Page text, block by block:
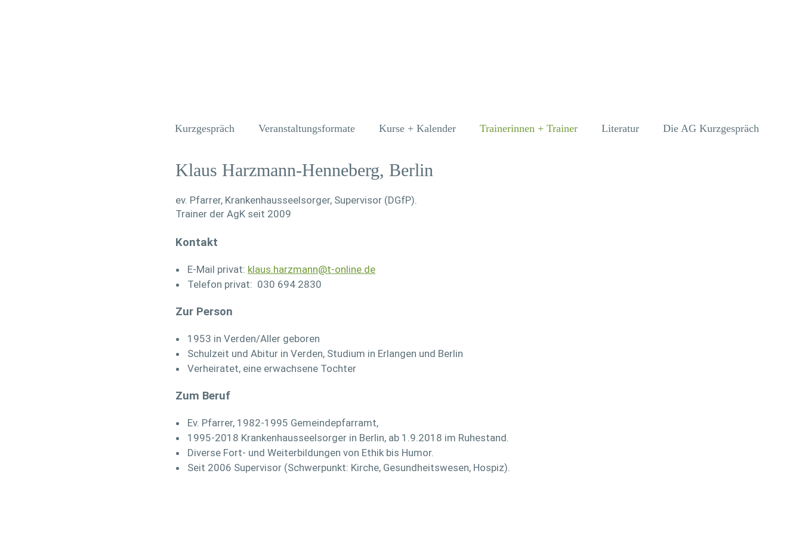
Kurzgespräch Veranstaltungsformate Kurse + Kalender Trainerinnen + Trainer Literatur Die AG Kurzgespräch
Klaus Harzmann-Henneberg, Berlin
ev. Pfarrer, Krankenhausseelsorger, Supervisor (DGfP).
Trainer der AgK seit 2009
Kontakt
E-Mail privat: klaus.harzmann@t-online.de
Telefon privat: 030 694 2830
Zur Person
1953 in Verden/Aller geboren
Schulzeit und Abitur in Verden, Studium in Erlangen und Berlin
Verheiratet, eine erwachsene Tochter
Zum Beruf
Ev. Pfarrer, 1982-1995 Gemeindepfarramt,
1995-2018 Krankenhausseelsorger in Berlin, ab 1.9.2018 im Ruhestand.
Diverse Fort- und Weiterbildungen von Ethik bis Humor.
Seit 2006 Supervisor (Schwerpunkt: Kirche, Gesundheitswesen, Hospiz).